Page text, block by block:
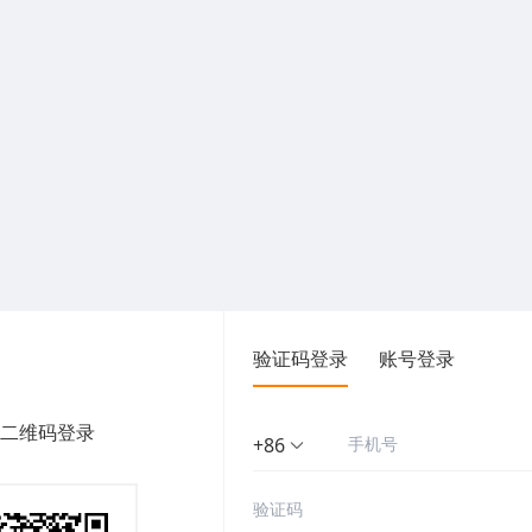
维码登录
验证码登录 账号登录
+86